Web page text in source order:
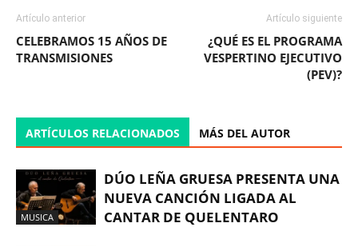
Artículo anterior
CELEBRAMOS 15 AÑOS DE
TRANSMISIONES
Artículo siguiente
¿QUÉ ES EL PROGRAMA
VESPERTINO EJECUTIVO
(PEV)?
ARTÍCULOS RELACIONADOS MÁS DEL AUTOR
MUSICA
DÚO LEÑA GRUESA PRESENTA UNA
NUEVA CANCIÓN LIGADA AL
CANTAR DE QUELENTARO